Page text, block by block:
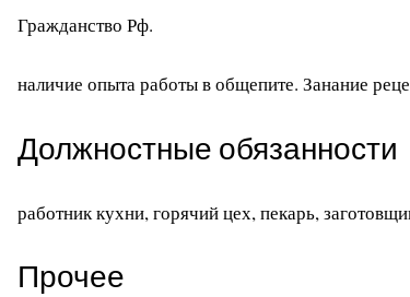
Гражданство Рф.
наличие опыта работы в общепите. Занание
Должностные обязанности
работник кухни, горячий цех, пекарь,
Прочее